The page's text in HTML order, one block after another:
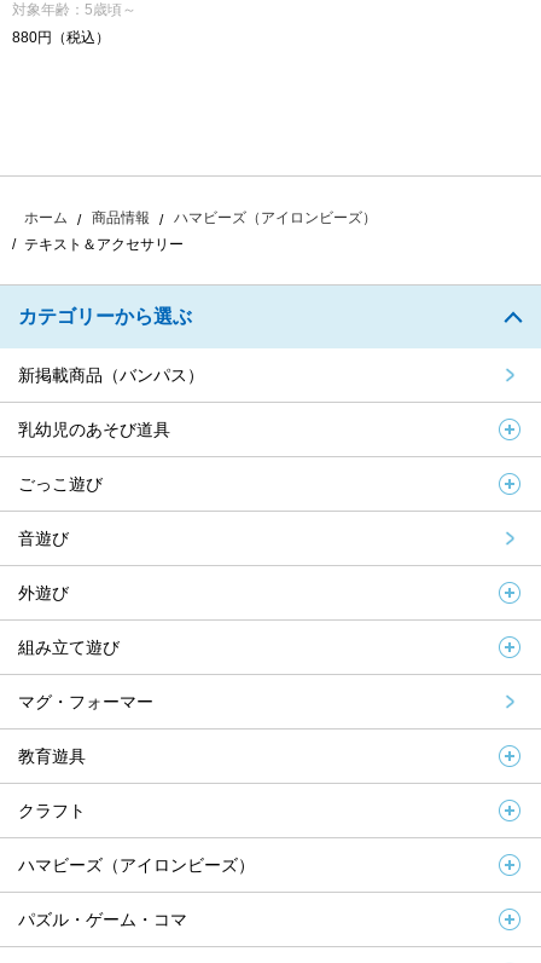
対象年齢：5歳頃～
880円（税込）
ホーム 商品情報
ハマビーズ（アイロンビーズ）
テキスト＆アクセサリー
カテゴリーから選ぶ
新掲載商品（バンパス）
乳幼児のあそび道具
ごっこ遊び
音遊び
外遊び
組み立て遊び
マグ・フォーマー
教育遊具
クラフト
ハマビーズ（アイロンビーズ）
パズル・ゲーム・コマ